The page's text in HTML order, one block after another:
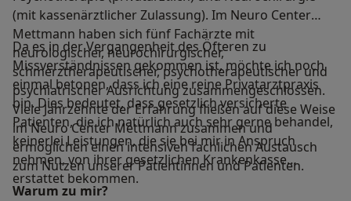
(mit kassenärztlicher Zulassung). Im Neuro Center
Mettmann haben sich fünf Fachärzte mit
neurologischer, neurochirurgischer,
schmerztherapeutischer, psychotherapeutischer und
psychiatrischer Ausrichtung zusammengeschlossen.
Viele Jahrzehnte der Erfahrung fließen auf diese Weise
im Neuro Center Mettmann zusammen und
ermöglichen einen intensiven fachlichen Austausch
zum Nutzen unserer Patientinnen und Patienten.
Da es in der Vergangenheit des Öfteren zu
Missverständnissen gekommen ist, möchte ich noch
einmal betonen, dass ich eine reine Privatarztpraxis
bin. Dies bedeutet, dass gesetzlich versicherte
Patienten, die ich natürlich auch sehr gerne behandel,
keinerlei Leistungen, die sie bei mir in Anspruch
nehmen, von ihrer gesetzlichen Krankenkasse
erstattet bekommen.
Warum zu mir?